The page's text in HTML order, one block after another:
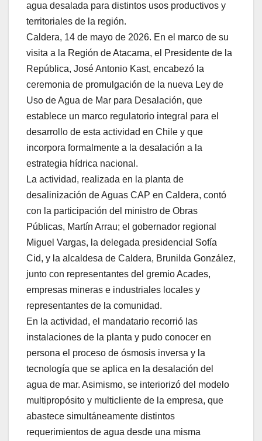
agua desalada para distintos usos productivos y
territoriales de la región.
Caldera, 14 de mayo de 2026. En el marco de su
visita a la Región de Atacama, el Presidente de la
República, José Antonio Kast, encabezó la
ceremonia de promulgación de la nueva Ley de
Uso de Agua de Mar para Desalación, que
establece un marco regulatorio integral para el
desarrollo de esta actividad en Chile y que
incorpora formalmente a la desalación a la
estrategia hídrica nacional.
La actividad, realizada en la planta de
desalinización de Aguas CAP en Caldera, contó
con la participación del ministro de Obras
Públicas, Martín Arrau; el gobernador regional
Miguel Vargas, la delegada presidencial Sofía
Cid, y la alcaldesa de Caldera, Brunilda González,
junto con representantes del gremio Acades,
empresas mineras e industriales locales y
representantes de la comunidad.
En la actividad, el mandatario recorrió las
instalaciones de la planta y pudo conocer en
persona el proceso de ósmosis inversa y la
tecnología que se aplica en la desalación del
agua de mar. Asimismo, se interiorizó del modelo
multipropósito y multicliente de la empresa, que
abastece simultáneamente distintos
requerimientos de agua desde una misma